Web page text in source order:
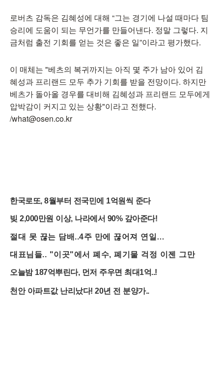
로버츠 감독은 김혜성에 대해 “그는 경기에 나설 때마다 팀
승리에 도움이 되는 무언가를 만들어낸다. 정말 그렇다. 지
금처럼 출전 기회를 얻는 것은 좋은 일”이라고 평가했다.
이 매체는 "베츠의 복귀까지는 아직 몇 주가 남아 있어 김
혜성과 프리랜드 모두 추가 기회를 받을 전망이다. 하지만
베츠가 돌아올 경우를 대비해 김혜성과 프리랜드 모두에게
압박감이 커지고 있는 상황"이라고 전했다.
/what@osen.co.kr